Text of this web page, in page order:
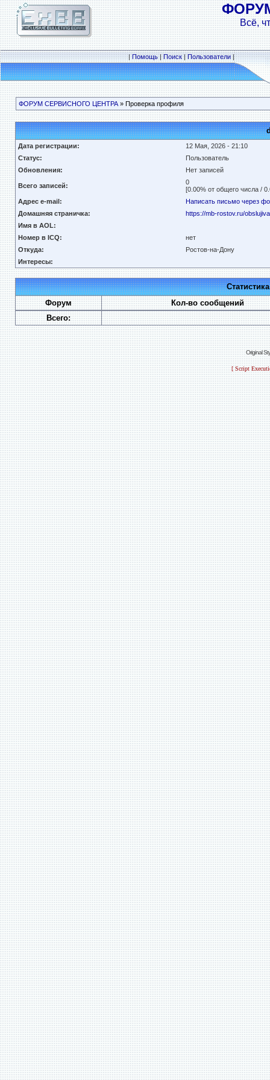
Всё,
|Помощь|Поиск|Пользователи|
ФОРУМ СЕРВИСНОГО ЦЕНТРА» Проверка профиля
Дата регистрации:
12 Мая, 2026 - 21:10
Статус:
Пользователь
Обновления:
Нет записей
Всего записей:
0
[0.00% от общего числа /
Адрес e-mail:
Написать письмо через
Домашняя страничка:
https://mb-rostov.ru/
Имя в AOL:
Номер в ICQ:
нет
Откуда:
Ростов-на-Дону
Интересы:
Форум
Кол-во сообщений
Всего:
Original
[ Script